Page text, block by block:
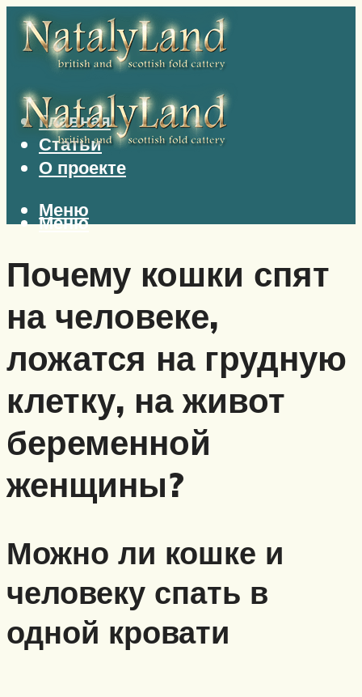
Главная
Статьи
О проекте
Меню
Меню
Почему кошки спят
на человеке,
ложатся на грудную
клетку, на живот
беременной
женщины?
Можно ли кошке и
человеку спать в
одной кровати